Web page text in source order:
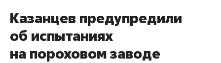
Казанцев предупредили
об испытаниях
на пороховом заводе